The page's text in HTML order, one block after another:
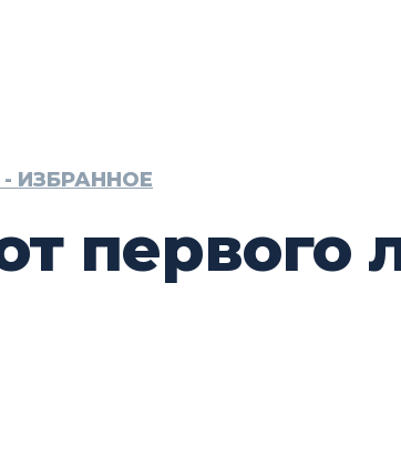
ИЗБРАННОЕ
первого